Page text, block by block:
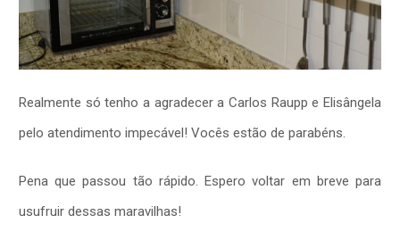
Realmente só tenho a agradecer a Carlos Raupp e Elisângela
pelo atendimento impecável! Vocês estão de parabéns.
Pena que passou tão rápido. Espero voltar em breve para
usufruir dessas maravilhas!